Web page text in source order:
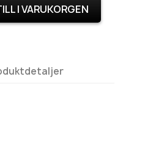
I VARUKORGEN